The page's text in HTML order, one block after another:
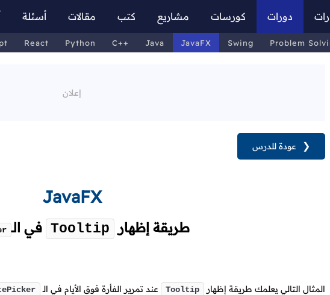
دورات كورسات مشاريع كتب مقالات أسئلة
React Python C++ Java JavaFX Swing Problem
❮ عودة للدرس
JavaFX
طريقة إظهار Tooltip في الـ
المثال التالي يعلمك طريقة إظهار Tooltip عند تمرير الفأرة فوق الأيام في الـ